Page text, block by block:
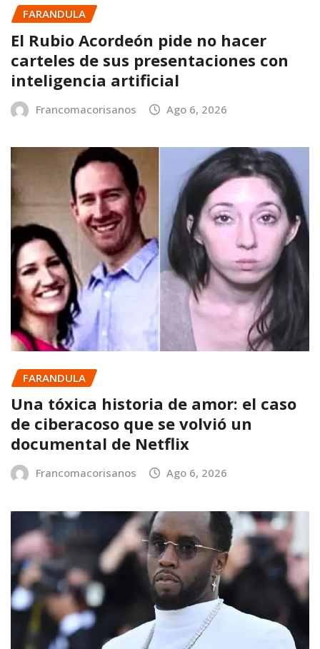
FARANDULA
El Rubio Acordeón pide no hacer
carteles de sus presentaciones con
inteligencia artificial
Francomacorisanos Ago 6, 2026
FARANDULA
Una tóxica historia de amor: el caso
de ciberacoso que se volvió un
documental de Netflix
Francomacorisanos Ago 6, 2026